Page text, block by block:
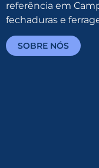
referência em
fechaduras e
SOBRE NÓS